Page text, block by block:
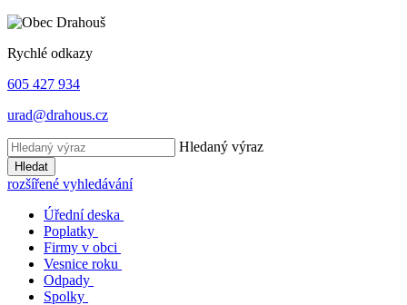
Rychlé odkazy
605 427 934
urad@drahous.cz
Hledaný výraz
Hledat
rozšířené vyhledávání
Úřední deska
Poplatky
Firmy v obci
Vesnice roku
Odpady
Spolky